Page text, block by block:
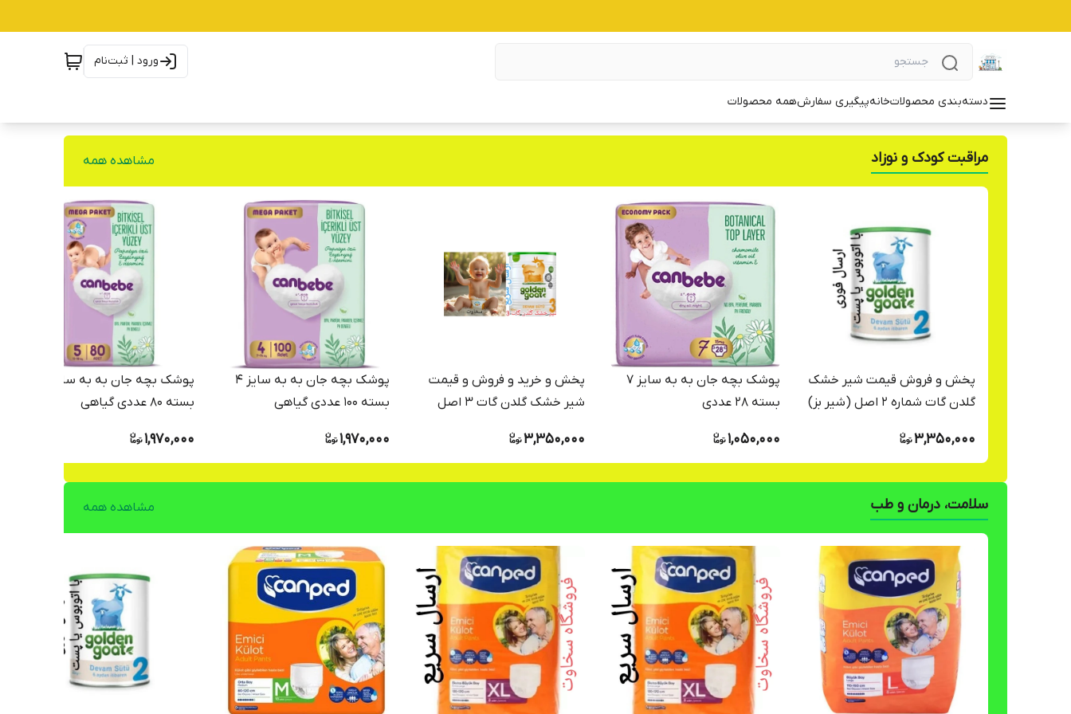
ورود | ثبت‌نام
دسته‌بندی محصولاتخانهپیگیری سفارشهمه محصولات
مراقبت کودک و نوزاد مشاهده همه
پخش و فروش قیمت شیر خشک
گلدن گات شماره 2 اصل (شیر بز)
2027 ارسال به سراسر ایران
3,350,000
پوشک بچه جان به به سایز 7
بسته 28 عددی
1,050,000
پخش و خرید و فروش و قیمت
شیر خشک گلدن گات 3 اصل
3,350,000
پوشک بچه جان به به سایز ۴
بسته ۱۰۰ عددی گیاهی
1,970,000
بسته ۸۰ عددی گیاهی
1,970,000
سلامت، درمان و طب مشاهده همه